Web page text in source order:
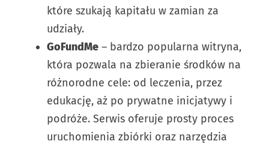
które szukają kapitału w zamian za
udziały.
GoFundMe – bardzo popularna witryna,
która pozwala na zbieranie środków na
różnorodne cele: od leczenia, przez
edukację, aż po prywatne inicjatywy i
podróże. Serwis oferuje prosty proces
uruchomienia zbiórki oraz narzędzia